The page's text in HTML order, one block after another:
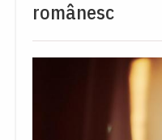
românesc